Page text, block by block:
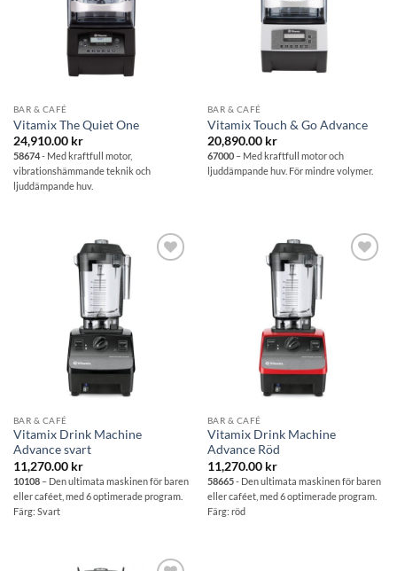
BAR & CAFÉ
Vitamix The Quiet One
24,910.00 kr
58674- Med kraftfull motor,
vibrationshämmande teknik och
ljuddämpande huv.
BAR & CAFÉ
Vitamix Touch & Go Advance
20,890.00 kr
67000 – Med kraftfull motor och
ljuddämpande huv. För mindre volymer.
önskelistan
BAR & CAFÉ
Vitamix Drink Machine
Advance svart
11,270.00 kr
10108– Den ultimata maskinen för baren
eller caféet, med 6 optimerade program.
Färg: Svart
BAR & CAFÉ
Vitamix Drink Machine
Advance Röd
11,270.00 kr
58665- Den ultimata maskinen för baren
eller caféet, med 6 optimerade program.
Färg: röd